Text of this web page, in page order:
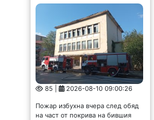
85 | 2026-08-10 09:00:26
Пожар избухна вчера след обяд
на част от покрива на бившия